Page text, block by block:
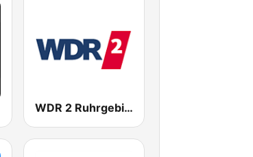
WDR 2 Ruhrgebiet